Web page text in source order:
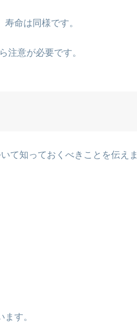
命は同様です。
注意が必要です。
て知っておくべきことを伝えま
す。